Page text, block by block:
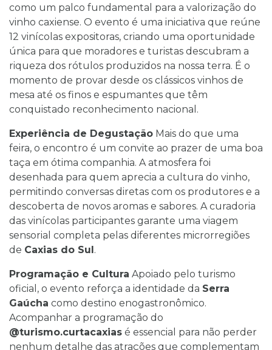
como um palco fundamental para a valorização do
vinho caxiense. O evento é uma iniciativa que reúne
12 vinícolas expositoras, criando uma oportunidade
única para que moradores e turistas descubram a
riqueza dos rótulos produzidos na nossa terra. É o
momento de provar desde os clássicos vinhos de
mesa até os finos e espumantes que têm
conquistado reconhecimento nacional.
Experiência de Degustação Mais do que uma
feira, o encontro é um convite ao prazer de uma boa
taça em ótima companhia. A atmosfera foi
desenhada para quem aprecia a cultura do vinho,
permitindo conversas diretas com os produtores e a
descoberta de novos aromas e sabores. A curadoria
das vinícolas participantes garante uma viagem
sensorial completa pelas diferentes microrregiões
de Caxias do Sul .
Programação e Cultura Apoiado pelo turismo
oficial, o evento reforça a identidade da Serra
Gaúcha como destino enogastronômico.
Acompanhar a programação do
@turismo.curtacaxias é essencial para não perder
nenhum detalhe das atrações que complementam